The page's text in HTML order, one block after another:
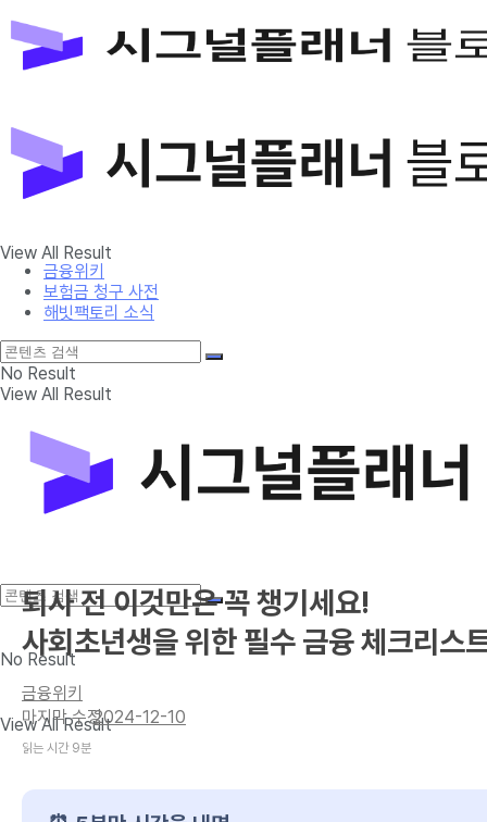
보험금 청구 사전
해빗팩토리 소식
View All Result
금융위키
보험금 청구 사전
해빗팩토리 소식
No Result
View All Result
No Result
View All Result
퇴사 전 이것만은 꼭 챙기세요!
사회초년생을 위한 필수 금융 체크리스
금융위키
2024-12-10
읽는 시간 9분